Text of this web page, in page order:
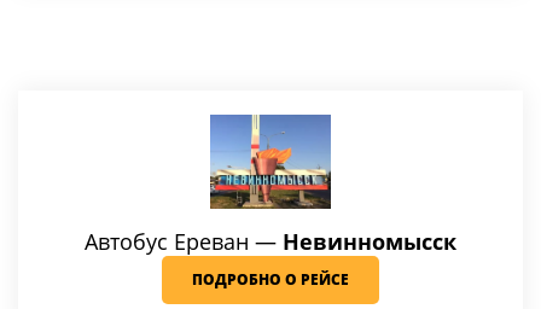
Автобус Ереван — Невинномысск
ПОДРОБНО О РЕЙСЕ